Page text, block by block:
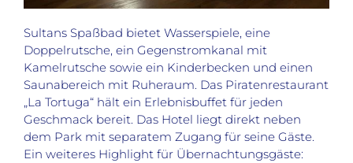
Sultans Spaßbad bietet Wasserspiele, eine
Doppelrutsche, ein Gegenstromkanal mit
Kamelrutsche sowie ein Kinderbecken und einen
Saunabereich mit Ruheraum. Das Piratenrestaurant
„La Tortuga“ hält ein Erlebnisbuffet für jeden
Geschmack bereit. Das Hotel liegt direkt neben
dem Park mit separatem Zugang für seine Gäste.
Ein weiteres Highlight für Übernachtungsgäste: